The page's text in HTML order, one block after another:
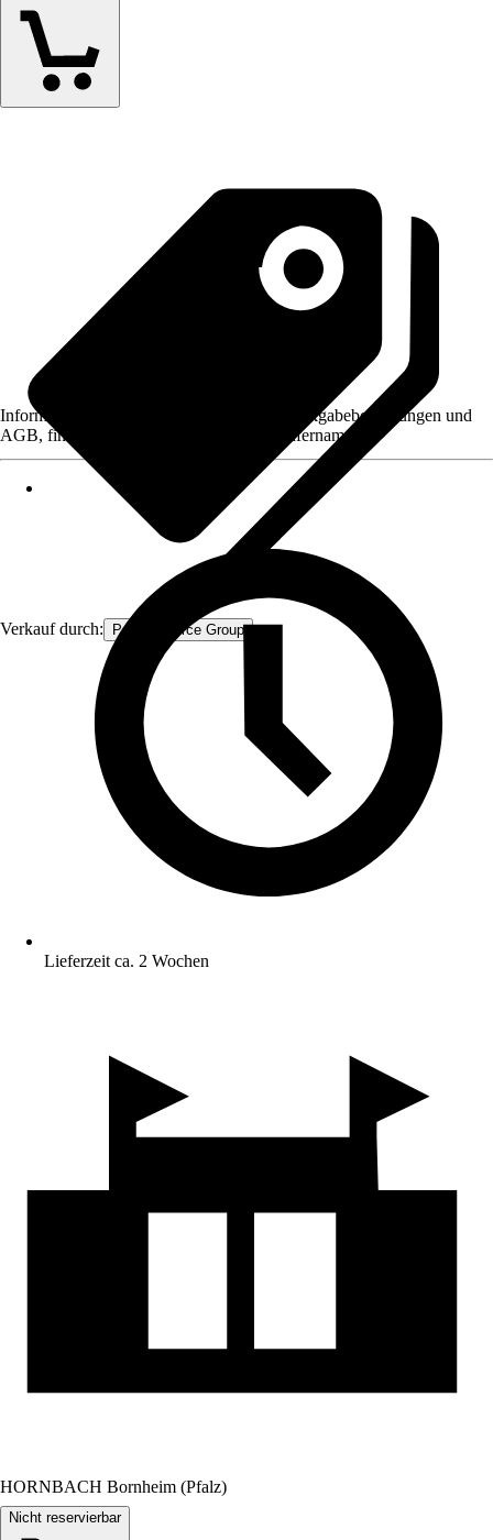
Verkauf durch: Procommerce Group
Informationen des Verkäufers, wie z. B. Rückgabebedingungen und
AGB, finden Sie bei Klick auf den Verkäufernamen.
Lieferzeit ca. 2 Wochen
HORNBACH Bornheim (Pfalz)
Nicht reservierbar